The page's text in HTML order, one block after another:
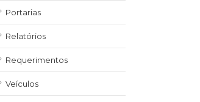
Portarias
Relatórios
Requerimentos
Veículos